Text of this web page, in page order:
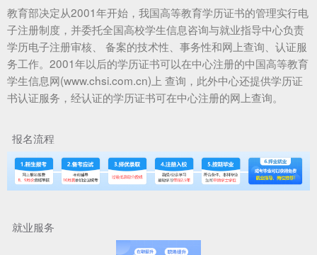
教育部决定从2001年开始，我国高等教育学历证书的管理实行电
子注册制度，并委托全国高校学生信息咨询与就业指导中心负责
学历电子注册审核、 备案的技术性、事务性和网上查询、认证服
务工作。2001年以后的学历证书可以在中心注册的中国高等教育
学生信息网(www.chsi.com.cn)上 查询，此外中心还提供学历证
书认证服务，经认证的学历证书可在中心注册的网上查询。
报名流程
就业服务